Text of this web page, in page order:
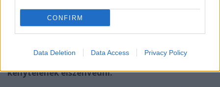
CONFIRM
Data Deletion Data Access Privacy Policy
sokan még mindig nem fogták fel, így az egyre
jobban terjedő ransomware-k folyamatosan
okozzák a károkat: adatvesztést vagy
fizetők mindössze alig pár százaléka kap csak
kénytelenek elszenvedni.